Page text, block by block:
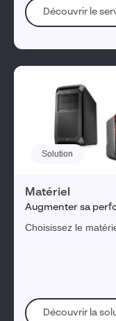
Découvrir le
Solution
Matériel
Augmenter sa
Choisissez le
Découvrir la